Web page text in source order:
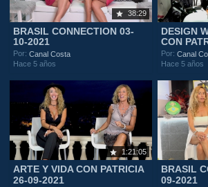
38:29
BRASIL CONNECTION 03-
10-2021
Por:Canal Costa
Hace 5 años
DESIGN
CON
Por:Canal
Hace 5 años
1:21:05
ARTE Y VIDA CON PATRICIA
26-09-2021
BRASIL
09-2021